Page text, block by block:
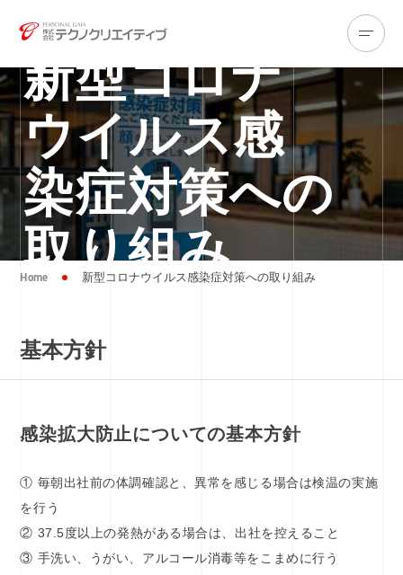
新型コロナ
ウイルス感
染症対策への
取り組み
Home 新型コロナウイルス感染症対策への取り組み
基本方針
感染拡大防止についての基本方針
① 毎朝出社前の体調確認と、異常を感じる場合は検温の実施
を行う
② 37.5度以上の発熱がある場合は、出社を控えること
③ 手洗い、うがい、アルコール消毒等をこまめに行う